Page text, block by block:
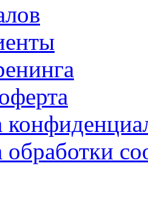
обработки